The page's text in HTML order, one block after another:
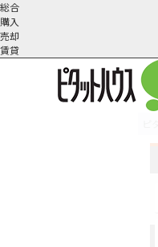
総合
購入
売却
賃貸